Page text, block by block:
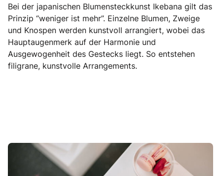
Bei der japanischen Blumensteckkunst Ikebana gilt das
Prinzip “weniger ist mehr”. Einzelne Blumen, Zweige
und Knospen werden kunstvoll arrangiert, wobei das
Hauptaugenmerk auf der Harmonie und
Ausgewogenheit des Gestecks liegt. So entstehen
filigrane, kunstvolle Arrangements.